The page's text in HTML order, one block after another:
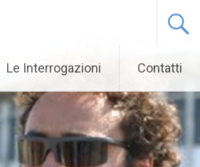
Le Interrogazioni Contatti